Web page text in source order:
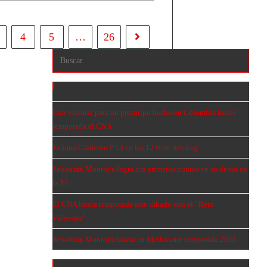
4 5 … 26
Con victoria para un prototipo hecho en Colombia inició
temporada el CNA
Tatiana Calderón P.13 en las 12 H de Sebring
Sebastián Montoya logra sus primeros puntos en su debut en
la F2
El CNA inicia temporada este sábado con el “Reto
Valientes”
Sebastián Montoya inicia en Melbourne temporada 2025